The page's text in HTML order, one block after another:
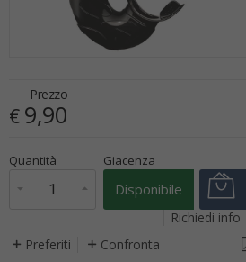
Prezzo
€ 9,90
x1 Prezzo finale:€9,90
Quantità Giacenza
Disponibile
Preferiti Confronta
Richiedi info